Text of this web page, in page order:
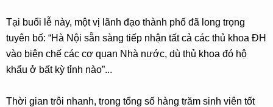
Tại buổi lễ này, một vị lãnh đạo thành phố đã long trọng
tuyên bố: “Hà Nội sẵn sàng tiếp nhận tất cả các thủ khoa ĐH
vào biên chế các cơ quan Nhà nước, dù thủ khoa đó hộ
khẩu ở bất kỳ tỉnh nào”...
Thời gian trôi nhanh, trong tổng số hàng trăm sinh viên tốt